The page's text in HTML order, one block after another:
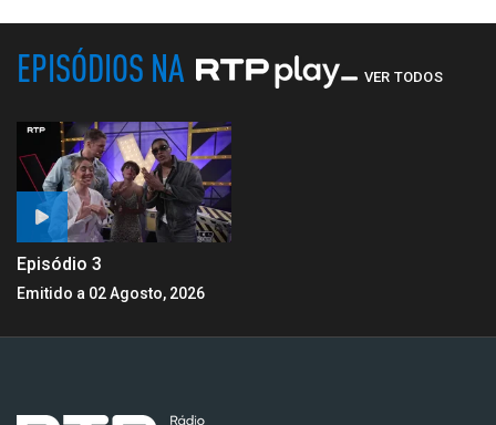
EPISÓDIOS NA VER TODOS
Episódio 3
Emitido a 02 Agosto, 2026